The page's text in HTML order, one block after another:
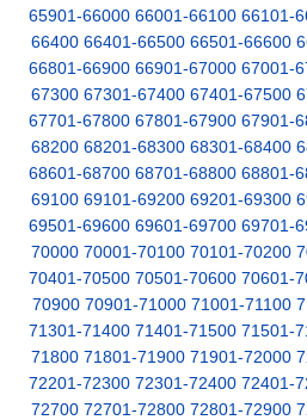
65901-66000 66001-66100 66101-
66400 66401-66500 66501-66600
66801-66900 66901-67000 67001-
67300 67301-67400 67401-67500
67701-67800 67801-67900 67901-
68200 68201-68300 68301-68400
68601-68700 68701-68800 68801-
69100 69101-69200 69201-69300
69501-69600 69601-69700 69701-
70000 70001-70100 70101-70200
70401-70500 70501-70600 70601-
70900 70901-71000 71001-71100
71301-71400 71401-71500 71501-
71800 71801-71900 71901-72000
72201-72300 72301-72400 72401-
72700 72701-72800 72801-72900